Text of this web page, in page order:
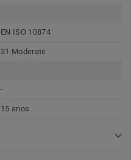
EN ISO 10874
31 Moderate
-
15 anos